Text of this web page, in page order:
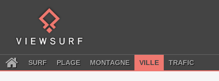
SURF PLAGE MONTAGNE VILLE TRAFIC